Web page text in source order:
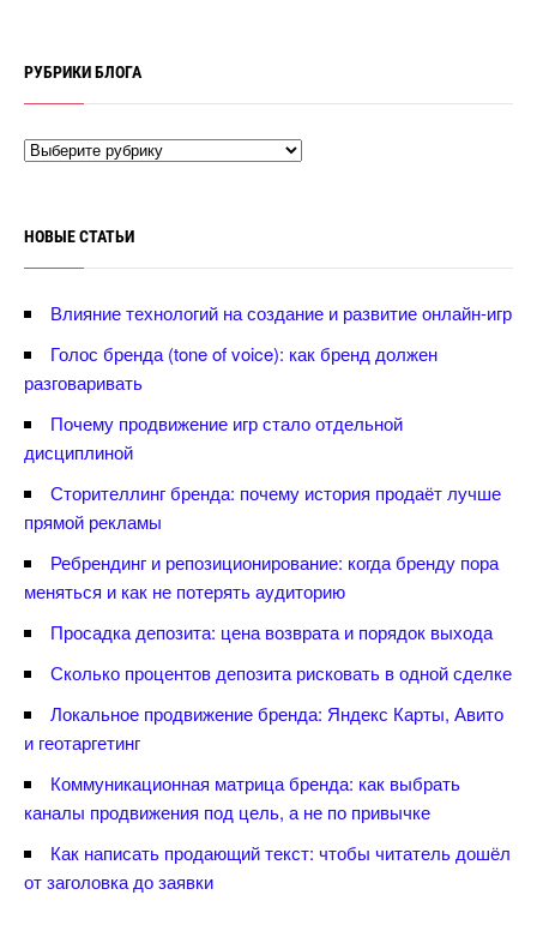
РУБРИКИ БЛОГА
НОВЫЕ СТАТЬИ
лияние технологий на создание и развитие онлайн-игр
Голос бренда (tone of voice): как бренд должен
разговаривать
Почему продвижение игр стало отдельной
дисциплиной
Сторителлинг бренда: почему история продаёт лучше
прямой рекламы
Ребрендинг и репозиционирование: когда бренду пора
меняться и как не потерять аудиторию
Просадка депозита: цена возврата и порядок выхода
Сколько процентов депозита рисковать в одной сделке
Локальное продвижение бренда: Яндекс Карты, Авито
и геотаргетин
Коммуникационная матрица бренда: как выбрать
каналы продвижения под цель, а не по привычке
Как написать продающий текст: чтобы читатель дошёл
от заголовка до заявки